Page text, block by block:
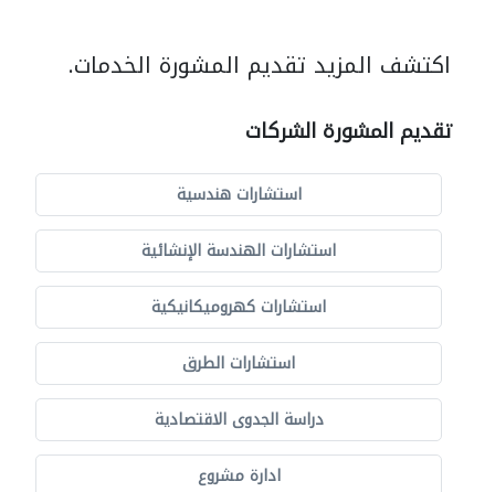
اكتشف المزيد تقديم المشورة الخدمات.
تقديم المشورة الشركات
استشارات هندسية
استشارات الهندسة الإنشائية
استشارات كهروميكانيكية
استشارات الطرق
دراسة الجدوى الاقتصادية
ادارة مشروع